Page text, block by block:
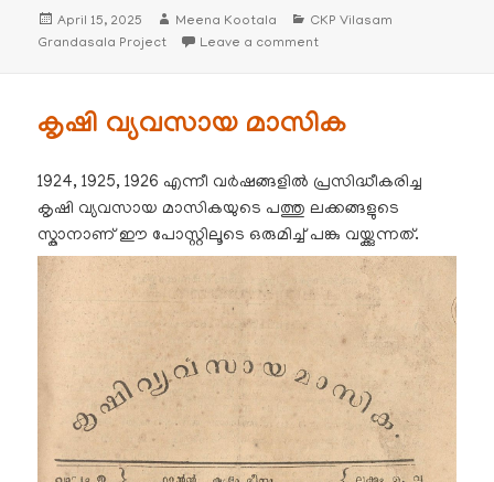
Posted
on
April 15, 2025 Author
Meena Kootala Categories
CKP Vilasam
Grandasala Project
Leave a commenton 1956 – കൗമുദി ആഴ്ചപ്പതിപ്പ്
കൃഷി വ്യവസായ മാസിക
1924, 1925, 1926 എന്നീ വർഷങ്ങളിൽ പ്രസിദ്ധീകരിച്ച
കൃഷി വ്യവസായ മാസികയുടെ പത്തു ലക്കങ്ങളുടെ
സ്കാനാണ് ഈ പോസ്റ്റിലൂടെ ഒരുമിച്ച് പങ്കു വയ്ക്കുന്നത്.